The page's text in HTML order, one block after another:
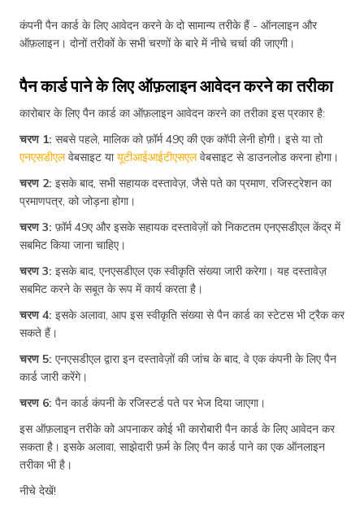
कंपनी पैन कार्ड के लिए आवेदन करने के दो सामान्य तरीके हैं - ऑनलाइन और
ऑफ़लाइन। दोनों तरीकों के सभी चरणों के बारे में नीचे चर्चा की जाएगी।
पैन कार्ड पाने के लिए ऑफ़लाइन आवेदन करने का तरीका
कारोबार के लिए पैन कार्ड का ऑफ़लाइन आवेदन करने का तरीका इस प्रकार है:
चरण 1: सबसे पहले, मालिक को फ़ॉर्म 49ए की एक कॉपी लेनी होगी। इसे या तो
एनएसडीएलवेबसाइट यायूटीआईआईटीएसएलवेबसाइट से डाउनलोड करना होगा।
चरण 2: इसके बाद, सभी सहायक दस्तावेज़, जैसे पते का प्रमाण, रजिस्ट्रेशन का
प्रमाणपत्र, को जोड़ना होगा।
चरण 3: फ़ॉर्म 49ए और इसके सहायक दस्तावेज़ों को निकटतम एनएसडीएल केंद्र में
सबमिट किया जाना चाहिए।
चरण 3: इसके बाद, एनएसडीएल एक स्वीकृति संख्या जारी करेगा। यह दस्तावेज़
सबमिट करने के सबूत के रूप में कार्य करता है।
चरण 4: इसके अलावा, आप इस स्वीकृति संख्या से पैन कार्ड का स्टेटस भी ट्रैक कर
सकते हैं।
चरण 5: एनएसडीएल द्वारा इन दस्तावेज़ों की जांच के बाद, वे एक कंपनी के लिए पैन
कार्ड जारी करेंगे।
चरण 6: पैन कार्ड कंपनी के रजिस्टर्ड पते पर भेज दिया जाएगा।
इस ऑफ़लाइन तरीके को अपनाकर कोई भी कारोबारी पैन कार्ड के लिए आवेदन कर
सकता है। इसके अलावा, साझेदारी फ़र्म के लिए पैन कार्ड पाने का एक ऑनलाइन
तरीका भी है।
नीचे देखें!